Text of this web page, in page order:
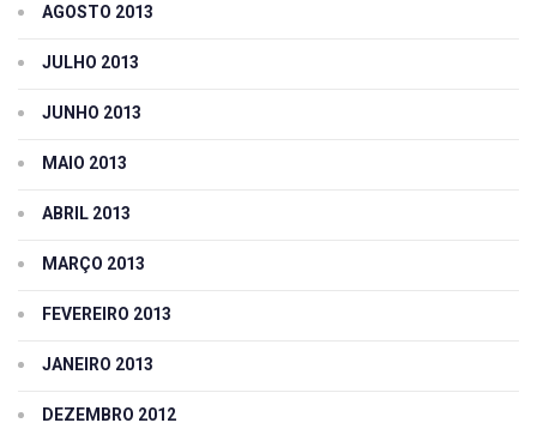
AGOSTO 2013
JULHO 2013
JUNHO 2013
MAIO 2013
ABRIL 2013
MARÇO 2013
FEVEREIRO 2013
JANEIRO 2013
DEZEMBRO 2012